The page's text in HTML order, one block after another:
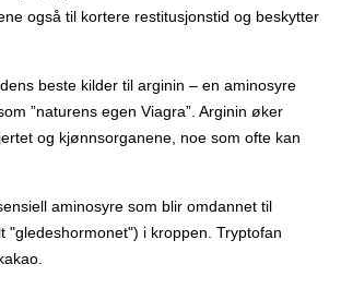
også til kortere restitusjonstid og beskytter
beste kilder til arginin – en aminosyre
”naturens egen Viagra”. Arginin øker
og kjønnsorganene, noe som ofte kan
aminosyre som blir omdannet til
"gledeshormonet") i kroppen. Tryptofan